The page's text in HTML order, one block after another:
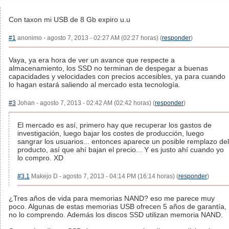
Con taxon mi USB de 8 Gb expiro u.u
#1 anonimo - agosto 7, 2013 - 02:27 AM (02:27 horas) (responder)
Vaya, ya era hora de ver un avance que respecte a
almacenamiento, los SSD no terminan de despegar a buenas
capacidades y velocidades con precios accesibles, ya para cuando
lo hagan estará saliendo al mercado esta tecnología.
#3 Johan - agosto 7, 2013 - 02:42 AM (02:42 horas) (responder)
El mercado es así, primero hay que recuperar los gastos de
investigación, luego bajar los costes de producción, luego
sangrar los usuarios... entonces aparece un posible remplazo del
producto, así que ahí bajan el precio... Y es justo ahí cuando yo
lo compro. XD
#3.1 Makejo D - agosto 7, 2013 - 04:14 PM (16:14 horas) (responder)
¿Tres años de vida para memorias NAND? eso me parece muy
poco. Algunas de estas memorias USB ofrecen 5 años de garantía,
no lo comprendo. Además los discos SSD utilizan memoria NAND.